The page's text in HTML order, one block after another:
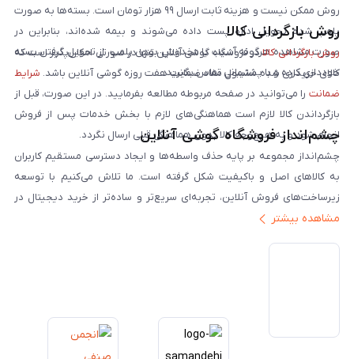
روش ممکن نیست و هزینه ثابت ارسال ۹۹ هزار تومان است. بسته‌ها به صورت
پلمپ شده تحویل اداره پست داده می‌شوند و بیمه شده‌اند، بنابراین در
صورت مشاهده هرگونه آسیب یا مخدوش بودن پلمپ، از تحویل گرفتن بسته
خودداری کرده و با پشتیبانی تماس بگیرید.
روش بازگردانی کالا
روش بازگردانی کالادر فروشگاه گوشی آنلاین تنها در صورتی امکان‌پذیر است که
کالای خریداری شده مشمول مفاد ضمانت هفت روزه گوشی آنلاین باشد. شرایط
ضمانت را می‌توانید در صفحه مربوطه مطالعه بفرمایید. در این صورت، قبل از
بازگرداندن کالا لازم است هماهنگی‌های لازم با بخش خدمات پس از فروش
انجام شود و به هیچ‌وجه کالا بدون هماهنگی قبلی ارسال نگردد.
چشم‌انداز فروشگاه گوشی آنلاین
چشم‌انداز مجموعه بر پایه حذف واسطه‌ها و ایجاد دسترسی مستقیم کاربران
به کالاهای اصل و باکیفیت شکل گرفته است. ما تلاش می‌کنیم با توسعه
زیرساخت‌های فروش آنلاین، تجربه‌ای سریع‌تر و ساده‌تر از خرید دیجیتال در
ایران ارائه دهیم. تبدیل‌شدن به مرجعی قابل اعتماد برای خرید کالای دیجیتال،
سمت تحقق این چشم‌انداز حرکت می‌کند.
مشاهده بیشتر